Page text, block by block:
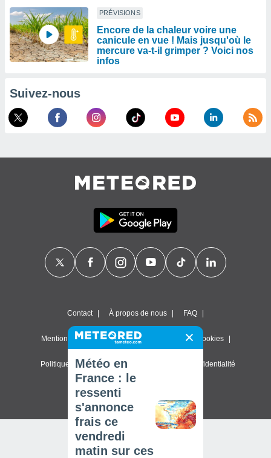
PRÉVISIONS
Encore de la chaleur voire une
canicule en vue ! Mais jusqu'où le
mercure va-t-il grimper ? Voici nos
infos
Suivez-nous
Contact À propos de nous FAQ
Mentions légales & Conditions d'utilisation Cookies
Politique de confidentialité Paramètres de confidentialité
© 2026 Meteored. Tous droits réservés
Météo en
France : le
ressenti
s'annonce
frais ce
vendredi
matin sur ces